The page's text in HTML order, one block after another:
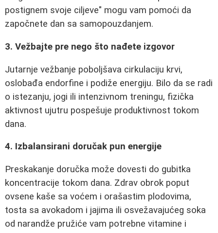
postignem svoje ciljeve" mogu vam pomoći da
započnete dan sa samopouzdanjem.
3. Vežbajte pre nego što nađete izgovor
Jutarnje vežbanje poboljšava cirkulaciju krvi,
oslobađa endorfine i podiže energiju. Bilo da se radi
o istezanju, jogi ili intenzivnom treningu, fizička
aktivnost ujutru pospešuje produktivnost tokom
dana.
4. Izbalansirani doručak pun energije
Preskakanje doručka može dovesti do gubitka
koncentracije tokom dana. Zdrav obrok poput
ovsene kaše sa voćem i orašastim plodovima,
tosta sa avokadom i jajima ili osvežavajućeg soka
od narandže pružiće vam potrebne vitamine i